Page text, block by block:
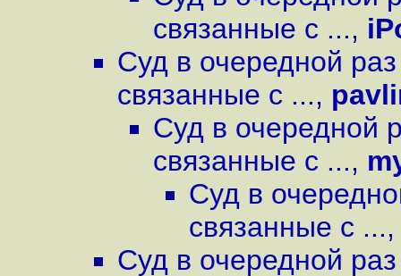
связанные с ...,
Суд в очередной
связанные с ...,
Суд в очередной
связанные с ...,
Суд в
связанные с ...
Суд в очередной